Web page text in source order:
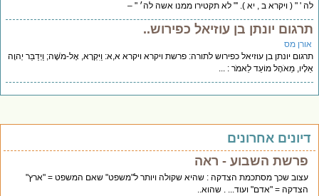
' " ( ויקרא ב , יא ). '" לא תקטירו ממנו אשה לה׳ " –
יונתן בן עוזיאל כפירוש..
מס
יונתן בן עוזיאל כפירוש לתורה: פרשת ויקרא ויקרא א,א: וַיִּקְרָא, אֶל-מֹשֶׁה; וַיְדַבֵּר יְהוָה
מֵאֹהֶל מוֹעֵד לֵאמֹר : ...
אחרונים
פרשת השבוע - ראה
עצוב שכך מסתכמת הצדקה : שהיא שקולה ויותר ל"משפט" שאם המשפט = "ארץ"
הצדקה = "אדם" ועוד... . שהוא..